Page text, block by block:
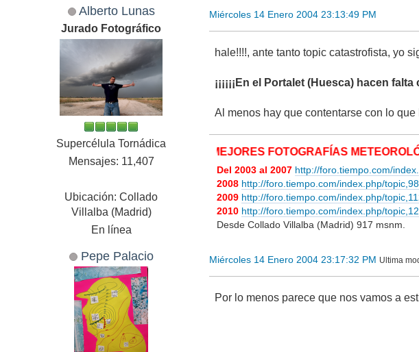
Alberto Lunas
Jurado Fotográfico
Supercélula Tornádica
Mensajes: 11,407
Ubicación: Collado
Villalba (Madrid)
En línea
Miércoles 14 Enero 2004 23:13:49 PM
hale!!!!, ante tanto topic catastrofista, yo
¡¡¡¡¡¡En el Portalet (Huesca) hacen
Al menos hay que contentarse con lo que
MIS MEJORES FOTOGRAFÍAS METEOROLÓGICAS
Del 2003 al 2007 http://foro.tiempo.com/
2008 http://foro.tiempo.com/index.php/
2009 http://foro.tiempo.com/index.php/
2010 http://foro.tiempo.com/index.php/
Desde Collado Villalba (Madrid) 917 msnm.
Pepe Palacio Miércoles 14 Enero 2004 23:17:32 PM Ultima
Por lo menos parece que nos vamos a